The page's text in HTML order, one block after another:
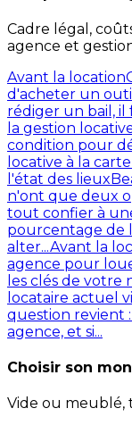
Cadre légal,
agence et
Avant la location
d'acheter un
rédiger un bail,
la gestion
condition pour
locative à la
l'état des lieux
n'ont que deux
tout confier à
pourcentage de
alter...Avant la
agence pour
les clés de votre
locataire actuel
question revient
agence, et si...
Choisir son
Vide ou meublé,